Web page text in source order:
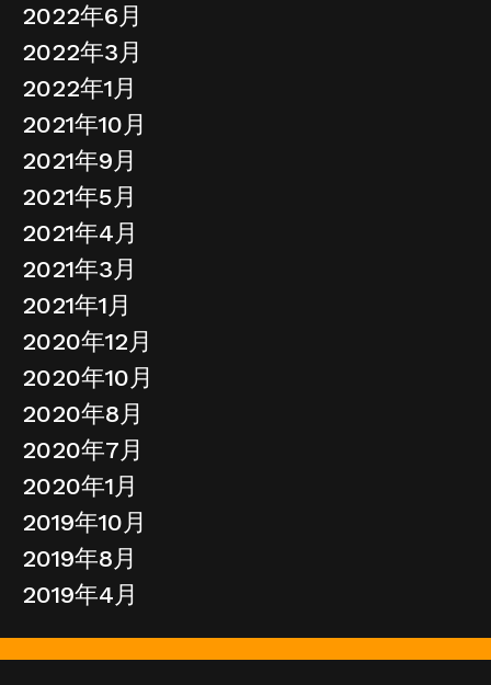
2022年6月
2022年3月
2022年1月
2021年10月
2021年9月
2021年5月
2021年4月
2021年3月
2021年1月
2020年12月
2020年10月
2020年8月
2020年7月
2020年1月
2019年10月
2019年8月
2019年4月